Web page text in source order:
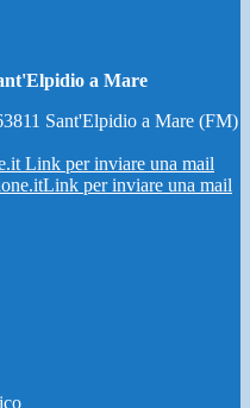
a Mare
Sant'Elpidio a Mare (FM)
Link per inviare una mail
Link per inviare una mail